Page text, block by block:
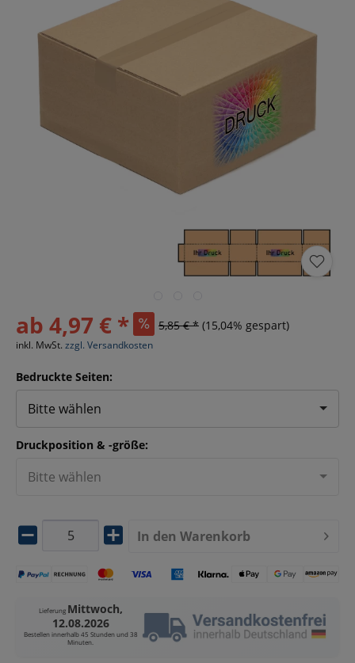
ab 4,97 € * 5,85 € * (15,04% gespart)
inkl. MwSt. zzgl. Versandkosten
Lieferung Mittwoch,
12.08.2026
Bestellen innerhalb45 Stunden und 38
Minuten.
Bedruckte Seiten:
Bitte wählen
Druckposition & -größe:
Bitte wählen
In den Warenkorb